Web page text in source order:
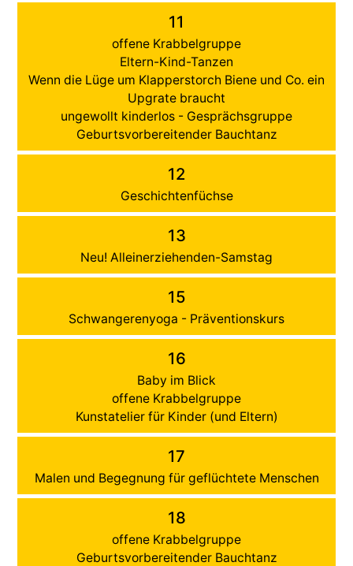
11
offene Krabbelgruppe
Eltern-Kind-Tanzen
Wenn die Lüge um Klapperstorch Biene und Co. ein
Upgrate braucht
ungewollt kinderlos - Gesprächsgruppe
Geburtsvorbereitender Bauchtanz
12
Geschichtenfüchse
13
Neu! Alleinerziehenden-Samstag
15
Schwangerenyoga - Präventionskurs
16
Baby im Blick
offene Krabbelgruppe
Kunstatelier für Kinder (und Eltern)
17
Malen und Begegnung für geflüchtete Menschen
18
offene Krabbelgruppe
Geburtsvorbereitender Bauchtanz